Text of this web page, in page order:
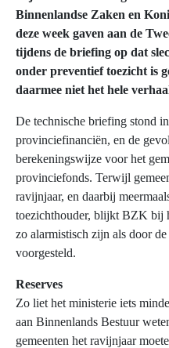
Binnenlandse Zaken en
deze week gaven aan de
tijdens de briefing op dat
onder preventief toezicht is
daarmee niet het hele
De technische briefing stond
provinciefinanciën, en de
berekeningswijze voor het
provinciefonds. Terwijl
ravijnjaar, en daarbij
toezichthouder, blijkt BZK bij
zo alarmistisch zijn als door
voorgesteld.
Reserves
Zo liet het ministerie iets
aan Binnenlands Bestuur
gemeenten het ravijnjaar